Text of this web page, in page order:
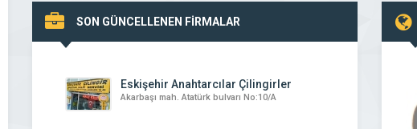
Görkem Oto Anahtar ve Çilingir
Görkem Oto Anahtar ve Çilingir hizmetleri
FİRMAYI DETAYLI İNCELE
oto anahtar oto çilingir ev çilingir kasa
SON GÜNCELLENEN FİRMALAR
Eskişehir Anahtarcılar Çilingirler
Akarbaşı mah. Atatürk bulvarı No:10/A